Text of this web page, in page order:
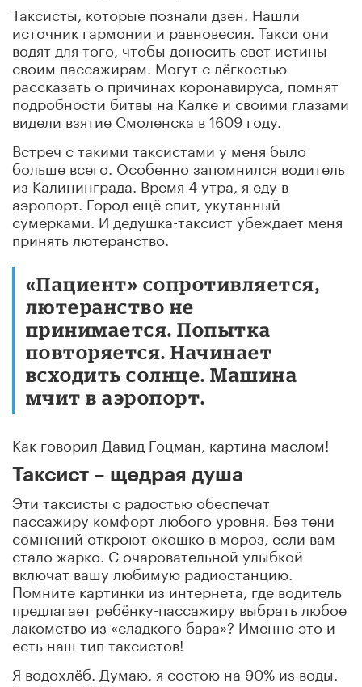
Таксисты, которые познали дзен. Нашли
источник гармонии и равновесия. Такси они
водят для того, чтобы доносить свет истины
своим пассажирам. Могут с лёгкостью
рассказать о причинах коронавируса, помнят
подробности битвы на Калке и своими глазами
видели взятие Смоленска в 1609 году.
Встреч с такими таксистами у меня было
больше всего. Особенно запомнился водитель
из Калининграда. Время 4 утра, я еду в
аэропорт. Город ещё спит, укутанный
сумерками. И дедушка-таксист убеждает меня
принять лютеранство.
«Пациент» сопротивляется,
лютеранство не
принимается. Попытка
повторяется. Начинает
всходить солнце. Машина
мчит в аэропорт.
Как говорил Давид Гоцман, картина маслом!
Таксист – щедрая душа
Эти таксисты с радостью обеспечат
пассажиру комфорт любого уровня. Без тени
сомнений откроют окошко в мороз, если вам
стало жарко. С очаровательной улыбкой
включат вашу любимую радиостанцию.
Помните картинки из интернета, где водитель
предлагает ребёнку-пассажиру выбрать любое
лакомство из «сладкого бара»? Именно это и
есть наш тип таксистов!
Я водохлёб. Думаю, я состою на 90% из воды.